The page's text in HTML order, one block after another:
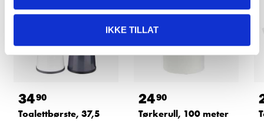
IKKE TILLAT
3490
Toalettbørste, 37,5
2490
Tørkerull, 100 meter